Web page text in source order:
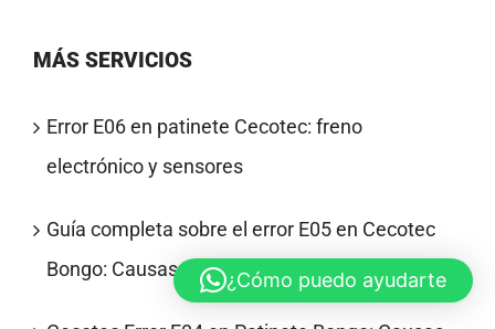
MÁS SERVICIOS
Error E06 en patinete Cecotec: freno
electrónico y sensores
Guía completa sobre el error E05 en Cecotec
Bongo: Causas y soluciones definitivas
¿Cómo puedo ayudarte